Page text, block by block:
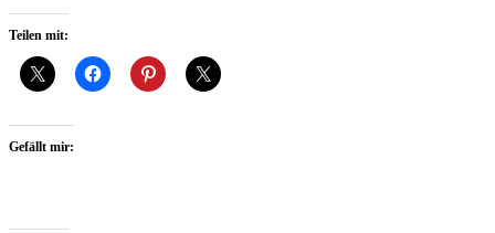
Teilen mit:
Gefällt mir: